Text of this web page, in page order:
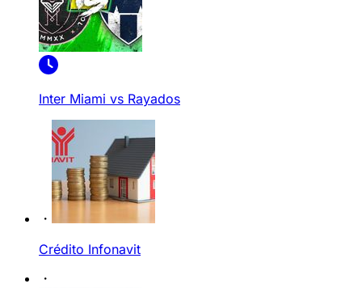
Inter Miami vs Rayados
Crédito Infonavit